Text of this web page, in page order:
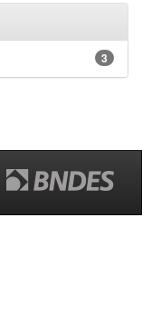
3